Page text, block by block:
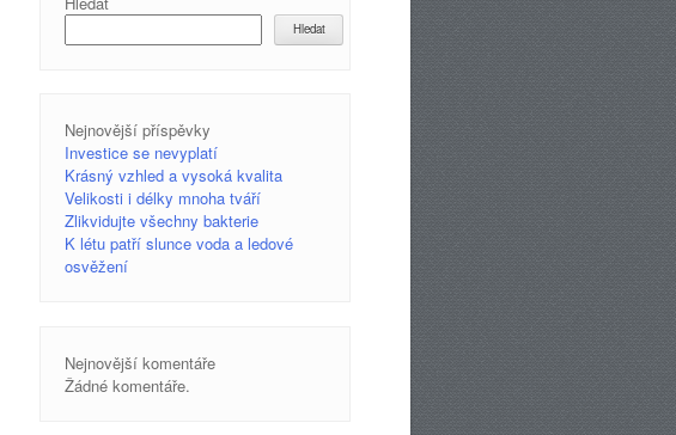
Hledat
Nejnovější příspěvky
Investice se nevyplatí
Krásný vzhled a vysoká kvalita
Velikosti i délky mnoha tváří
Zlikvidujte všechny bakterie
K létu patří slunce voda a ledové
osvěžení
Nejnovější komentáře
Žádné komentáře.